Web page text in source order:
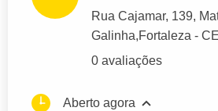
Rua Cajamar, 139,
Galinha,Fortaleza -
0 avaliações
Aberto agora